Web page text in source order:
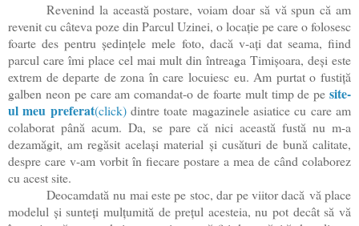
Revenind la această postare, voiam doar să vă spun că am
revenit cu câteva poze din Parcul Uzinei, o locație pe care o folosesc
foarte des pentru ședințele mele foto, dacă v-ați dat seama, fiind
parcul care îmi place cel mai mult din întreaga Timișoara, deși este
extrem de departe de zona în care locuiesc eu. Am purtat o fustiță
galben neon pe care am comandat-o de foarte mult timp de pe site-
ul meu preferat(click)dintre toate magazinele asiatice cu care am
colaborat până acum. Da, se pare că nici această fustă nu m-a
dezamăgit, am regăsit același material și cusături de bună calitate,
despre care v-am vorbit în fiecare postare a mea de când colaborez
cu acest site.
Deocamdată nu mai este pe stoc, dar pe viitor dacă vă place
modelul și sunteți mulțumită de prețul acesteia, nu pot decât să vă